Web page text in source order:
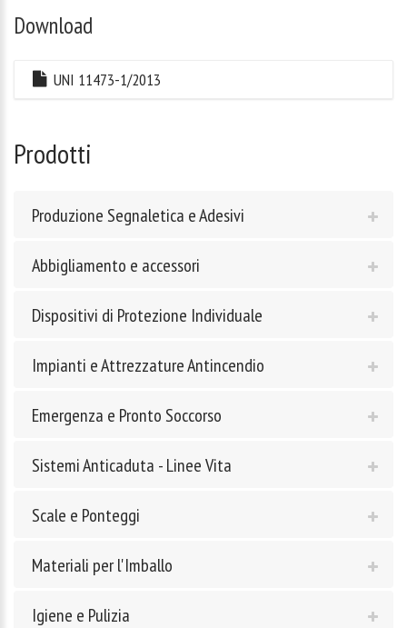
Download
UNI 11473-1/2013
Prodotti
Produzione Segnaletica e Adesivi
Abbigliamento e accessori
Dispositivi di Protezione Individuale
Impianti e Attrezzature Antincendio
Emergenza e Pronto Soccorso
Sistemi Anticaduta - Linee Vita
Scale e Ponteggi
Materiali per l'Imballo
Igiene e Pulizia